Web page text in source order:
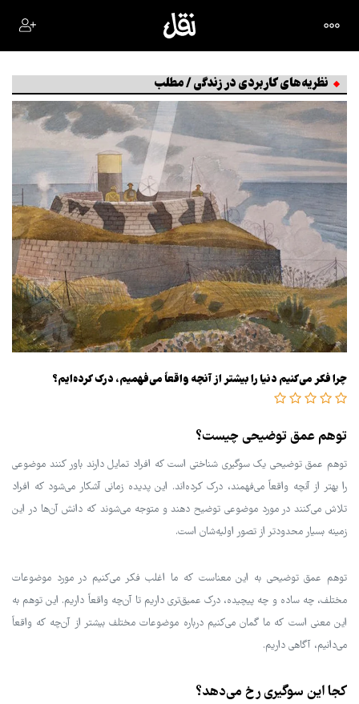
نظریه‌های کاربردی در زندگی / مطلب
چرا فکر می‌کنیم دنیا را بیشتر از آنچه واقعاً می‌فهمیم، درک کرده‌ایم؟
توهم عمق توضیحی چیست؟
توهم عمق توضیحی یک سوگیری شناختی است که افراد تمایل دارند باور کنند موضوعی
را بهتر از آنچه واقعاً می‌فهمند، درک کرده‌اند. این پدیده زمانی آشکار می‌شود که افراد
تلاش می‌کنند در مورد موضوعی توضیح دهند و متوجه می‌شوند که دانش آن‌ها در این
زمینه بسیار محدودتر از تصور اولیه‌شان است.
توهم عمق توضیحی به این معناست که ما اغلب فکر می‌کنیم در مورد موضوعات
مختلف، چه ساده و چه پیچیده، درک عمیق‌تری داریم تا آن‌چه واقعاً داریم. این توهم به
این معنی است که ما گمان می‌کنیم درباره موضوعات مختلف بیشتر از آن‌چه که واقعاً
می‌دانیم، آگاهی داریم.
کجا این سوگیری رخ می‌دهد؟